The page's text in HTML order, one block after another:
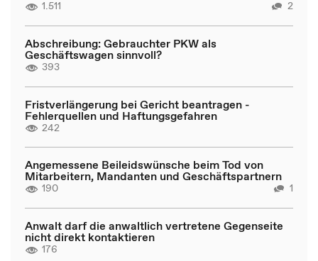
1.511 2
Abschreibung: Gebrauchter PKW als
Geschäftswagen sinnvoll?
393
Fristverlängerung bei Gericht beantragen -
Fehlerquellen und Haftungsgefahren
242
Angemessene Beileidswünsche beim Tod von
Mitarbeitern, Mandanten und Geschäftspartnern
190 1
Anwalt darf die anwaltlich vertretene Gegenseite
nicht direkt kontaktieren
176